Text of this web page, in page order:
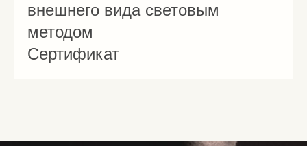
внешнего вида световым
методом
Сертификат